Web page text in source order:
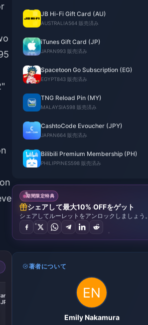
JB Hi-Fi Gift Card (AU)
AUSTRALIA564 販売済み
iTunes Gift Card (JP)
JAPAN993 販売済み
Spacetoon Go Subscription (EG)
EGYPT843 販売済み
TNG Reload Pin (MY)
MALAYSIA598 販売済み
CashtoCode Evoucher (JPY)
JAPAN664 販売済み
Bilibili Premium Membership (PH)
PHILIPPINES598 販売済み
期間限定特典
シェアして最大10% OFFをゲット
シェアしてルーレットをアンロックしましょう。
著者について
Emily Nakamura